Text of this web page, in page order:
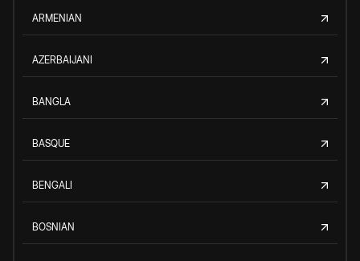
ARMENIAN
AZERBAIJANI
BANGLA
BASQUE
BENGALI
BOSNIAN